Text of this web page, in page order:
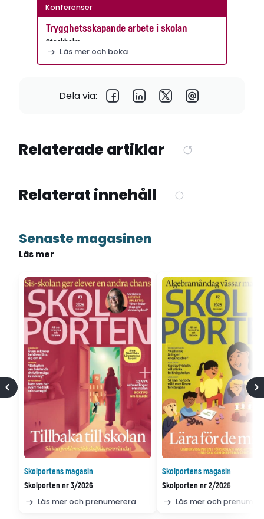
Konferenser
Trygghetsskapande arbete i skolan
Stockholm
Läs mer och boka
Dela via:
Relaterade artiklar
Relaterat innehåll
Senaste magasinen
Läs mer
Skolportens magasin
Skolporten nr 3/2026
Läs mer och prenumerera
Skolportens magasin
Skolporten nr 2/2026
Läs mer och